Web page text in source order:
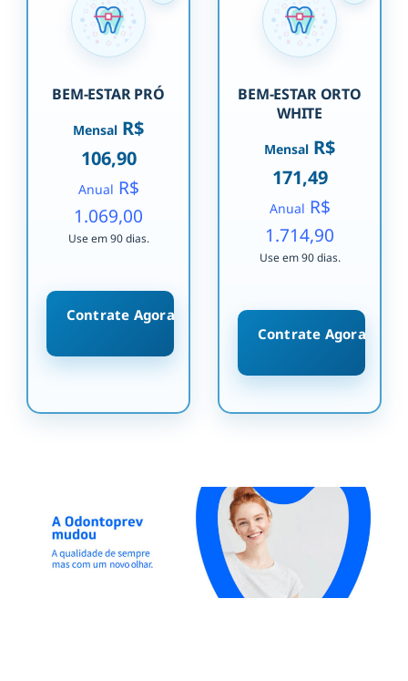
BEM-ESTAR PRÓ
Mensal R$
106,90
Anual R$
1.069,00
Use em 90 dias.
Contrate Agora
BEM-ESTAR ORTO
WHITE
Mensal R$
171,49
Anual R$
1.714,90
Use em 90 dias.
Contrate Agora